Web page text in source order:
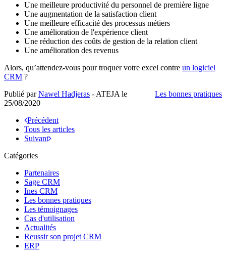
Une meilleure productivité du personnel de première ligne
Une augmentation de la satisfaction client
Une meilleure efficacité des processus métiers
Une amélioration de l'expérience client
Une réduction des coûts de gestion de la relation client
Une amélioration des revenus
Alors, qu’attendez-vous pour troquer votre excel contre un logiciel
CRM ?
Les bonnes pratiques
Publié parNawel Hadjeras - ATEJA le
25/08/2020
Précédent
Tous les articles
Suivant
Catégories
Partenaires
Sage CRM
Ines CRM
Les bonnes pratiques
Les témoignages
Cas d'utilisation
Actualités
Reussir son projet CRM
ERP